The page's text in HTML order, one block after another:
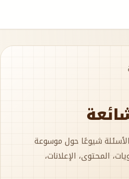
شيوعًا حول موسوعة
المحتوى، الإعلانات،